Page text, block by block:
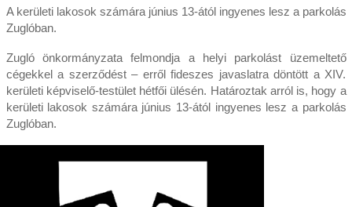
A kerületi lakosok számára június 13-ától ingyenes lesz a parkolás
Zuglóban.
Zugló önkormányzata felmondja a helyi parkolást üzemeltető
cégekkel a szerződést – erről fideszes javaslatra döntött a XIV.
kerületi képviselő-testület hétfői ülésén. Határoztak arról is, hogy a
kerületi lakosok számára június 13-ától ingyenes lesz a parkolás
Zuglóban.